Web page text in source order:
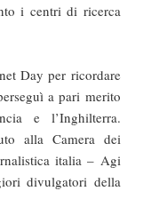
i centri di ricerca
Day per ricordare
a pari merito
e l’Inghilterra.
alla Camera dei
italia – Agi
divulgatori della